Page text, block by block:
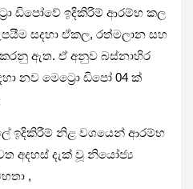
ඩිපෝවේ ඉදිකිරීම් ආරම්භ කල
සදහා ඒකල, රත්මලාන සහ
කරනු ඇත. ඒ අනුව බස්නාහිර
නව මෙට්‍රො ඩිපෝ 04 ක්
ඉදිකිරීම් නිළ වශයෙන් ආරම්භ
අදහස් දැක් වූ නියෝජ්‍ය
,